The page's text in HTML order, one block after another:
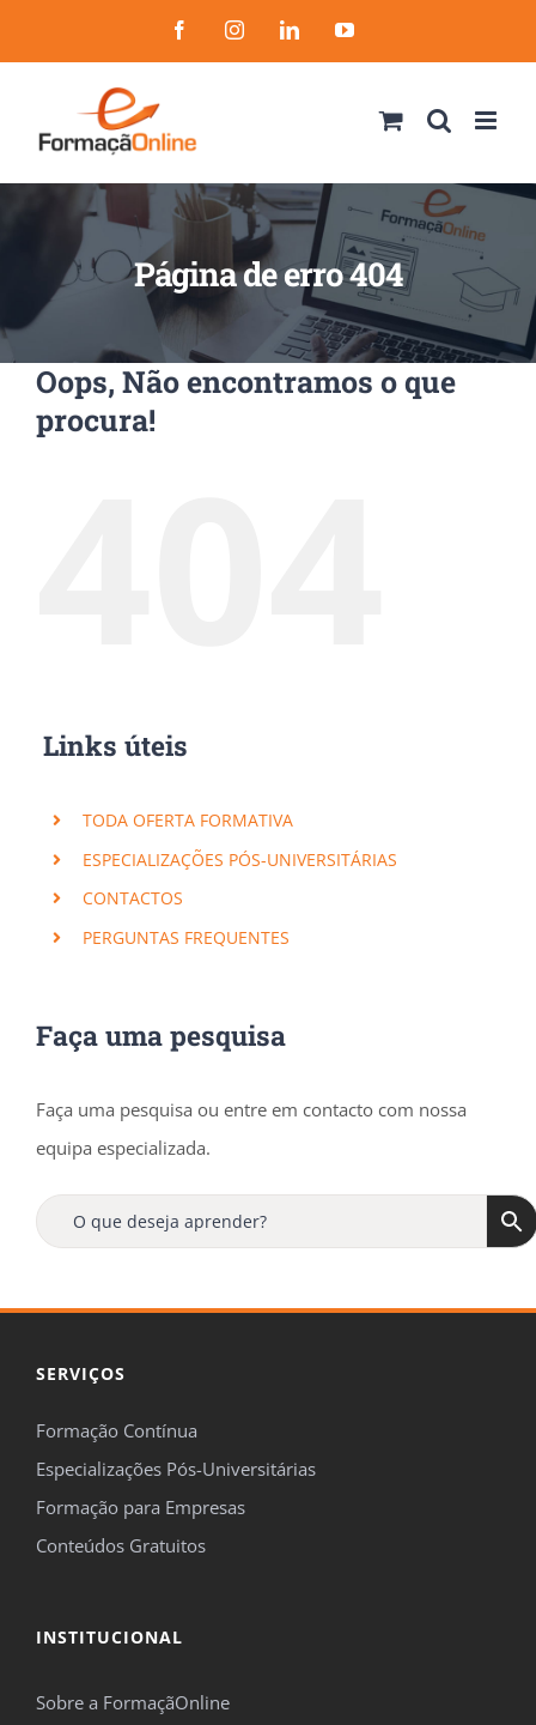
to
FacebookInstagramLinkedInYouTube
Página de erro 404
Oops, Não encontramos o que
procura!
Links úteis
TODA OFERTA FORMATIVA
ESPECIALIZAÇÕES PÓS-UNIVERSITÁRIAS
CONTACTOS
PERGUNTAS FREQUENTES
Faça uma pesquisa
Faça uma pesquisa ou entre em contacto com nossa
equipa especializada.
SERVIÇOS
Formação Contínua
Especializações Pós-Universitárias
Formação para Empresas
Conteúdos Gratuitos
INSTITUCIONAL
Sobre a FormaçãOnline